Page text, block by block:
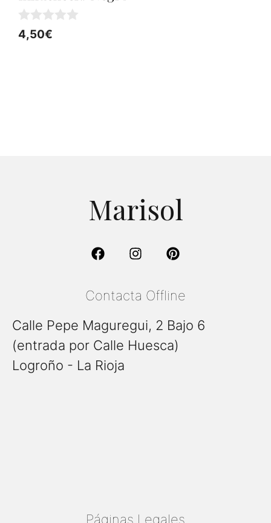
0
d
4,50€
Páginas Legales
Marisol
Contacta Offline
Calle Pepe Maguregui, 2 Bajo 6
(entrada por Calle Huesca)
Logroño - La Rioja